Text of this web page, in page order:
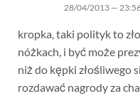
28/04/2013 —
kropka, taki polityk to
nóżkach, i być może
niż do kępki złośliwego
rozdawać nagrody za